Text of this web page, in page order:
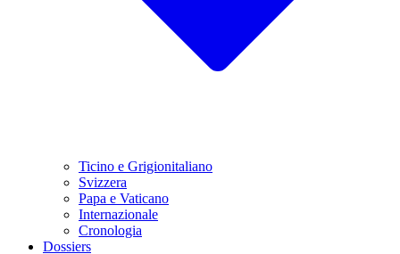
Ticino e Grigionitaliano
Svizzera
Papa e Vaticano
Internazionale
Cronologia
Dossiers